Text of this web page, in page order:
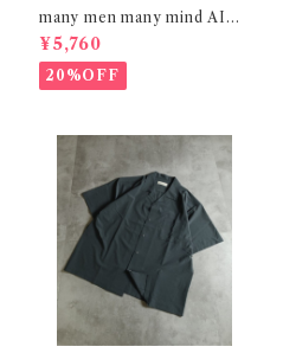
many men many mind AIRL
EAK FABRIC ポロシャツ BL
ACK M2615161
¥5,760
20%OFF